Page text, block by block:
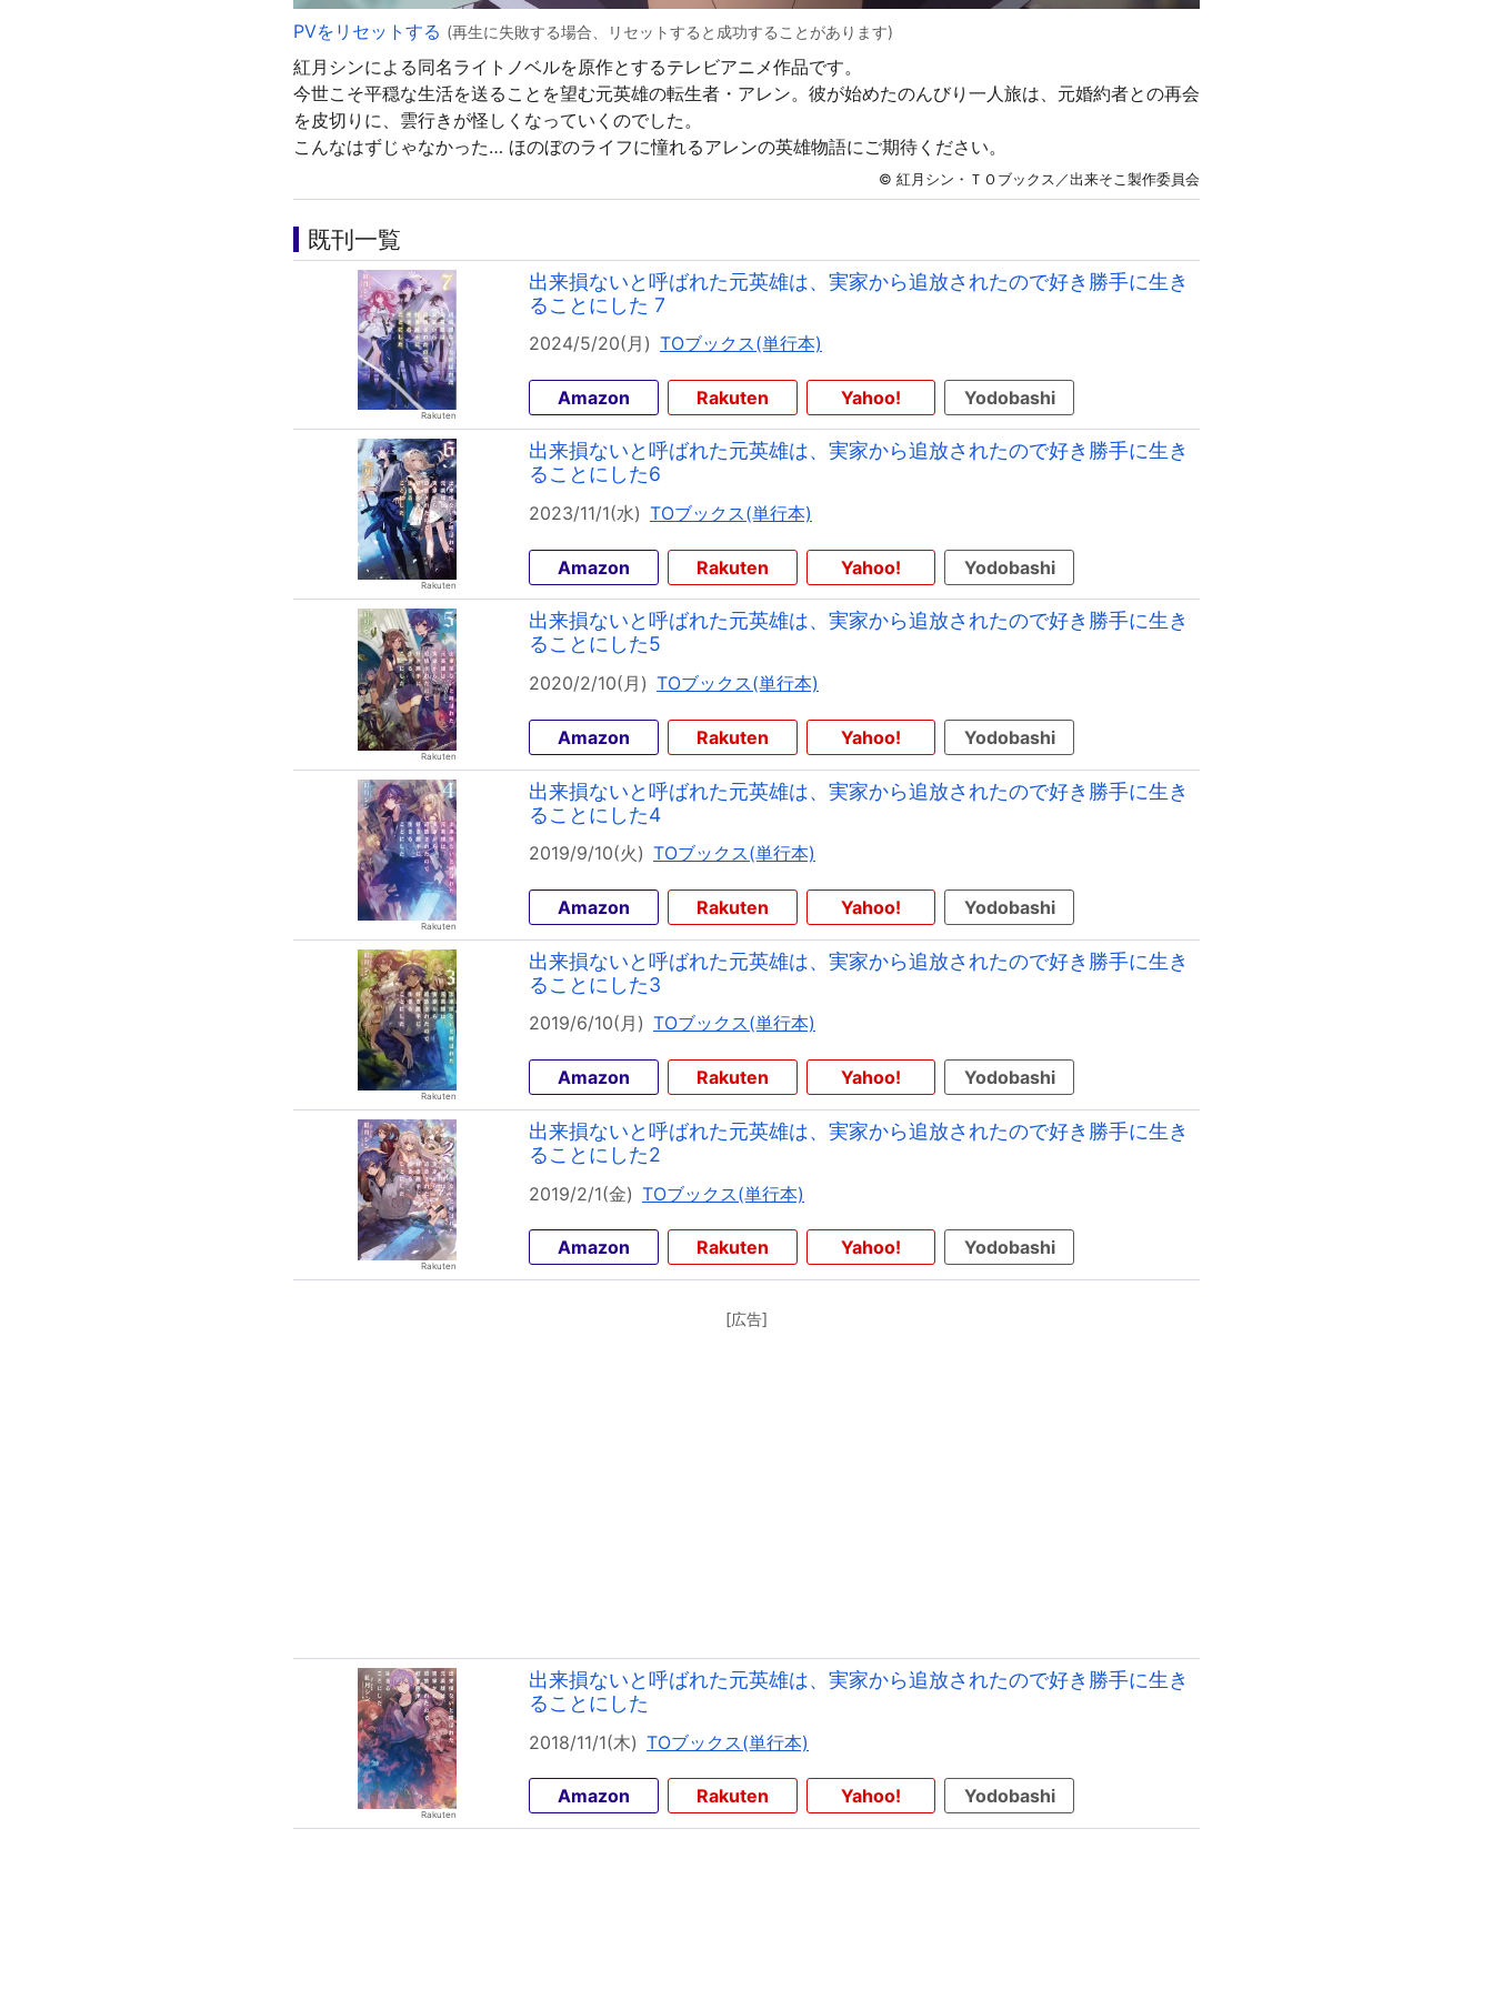
PVをリセットする (再生に失敗する場合、リセットすると成功することがあります)
紅月シンによる同名ライトノベルを原作とするテレビアニメ作品です。
今世こそ平穏な生活を送ることを望む元英雄の転生者・アレン。彼が始めたのんびり一人旅は、元婚約者との再会
を皮切りに、雲行きが怪しくなっていくのでした。
こんなはずじゃなかった… ほのぼのライフに憧れるアレンの英雄物語にご期待ください。
© 紅月シン・ＴＯブックス／出来そこ製作委員会
既刊一覧
出来損ないと呼ばれた元英雄は、実家から追放されたので好き勝手に生き
ることにした 7
2024/5/20(月) TOブックス(単行本)
Amazon Rakuten Yahoo! Yodobashi
出来損ないと呼ばれた元英雄は、実家から追放されたので好き勝手に生き
ることにした6
2023/11/1(水) TOブックス(単行本)
Amazon Rakuten Yahoo! Yodobashi
出来損ないと呼ばれた元英雄は、実家から追放されたので好き勝手に生き
ることにした5
2020/2/10(月) TOブックス(単行本)
Amazon Rakuten Yahoo! Yodobashi
出来損ないと呼ばれた元英雄は、実家から追放されたので好き勝手に生き
ることにした4
2019/9/10(火) TOブックス(単行本)
Amazon Rakuten Yahoo! Yodobashi
出来損ないと呼ばれた元英雄は、実家から追放されたので好き勝手に生き
ることにした3
2019/6/10(月) TOブックス(単行本)
Amazon Rakuten Yahoo! Yodobashi
出来損ないと呼ばれた元英雄は、実家から追放されたので好き勝手に生き
ることにした2
2019/2/1(金) TOブックス(単行本)
Amazon Rakuten Yahoo! Yodobashi
[広告]
出来損ないと呼ばれた元英雄は、実家から追放されたので好き勝手に生き
ることにした
2018/11/1(木) TOブックス(単行本)
Amazon Rakuten Yahoo! Yodobashi